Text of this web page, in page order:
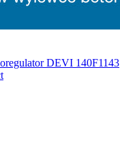
DEVI 140F1143